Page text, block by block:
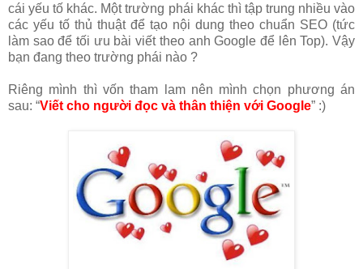
cái yếu tố khác. Một trường phái khác thì tập trung nhiều vào
các yếu tố thủ thuật để tạo nội dung theo chuẩn SEO (tức
làm sao để tối ưu bài viết theo anh Google để lên Top). Vậy
bạn đang theo trường phái nào ?
Riêng mình thì vốn tham lam nên mình chọn phương án
sau: “Viết cho người đọc và thân thiện với Google” :)